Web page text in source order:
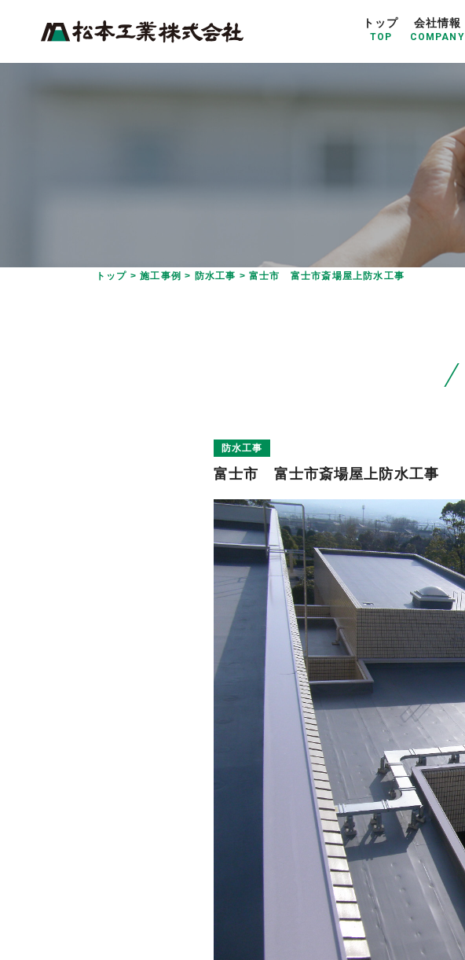
トップ
TOP
会社情報
COMPANY
トップ >施工事例 > 防水工事 >富士市 富士市斎場屋上防水工事
防水工事
富士市 富士市斎場屋上 防水工事